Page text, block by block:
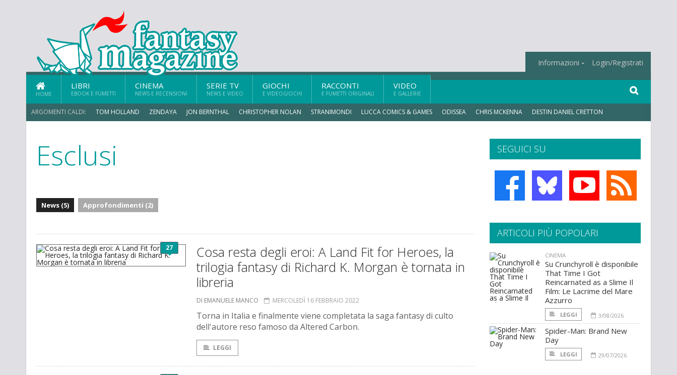
Informazioni Login/Registrati
HOME
LIBRI
EBOOK E FUMETTI
CINEMA
NEWS E RECENSIONI
SERIE TV
NEWS E VIDEO
GIOCHI
E VIDEOGIOCHI
RACCONTI
E FUMETTI ORIGINALI
VIDEO
E GALLERIE
ARGOMENTI CALDI: TOM HOLLAND ZENDAYA JON BERNTHAL CHRISTOPHER NOLAN STRANIMONDI LUCCA COMICS & GAMES ODISSEA CHRIS MCKENNA DESTIN DANIEL CRETTON
Esclusi
News (5) Approfondimenti (2)
27
Cosa resta degli eroi: A Land Fit for Heroes, la
trilogia fantasy di Richard K. Morgan è tornata in
libreria
DI EMANUELE MANCO MERCOLEDÌ 16 FEBBRAIO 2022
Torna in Italia e finalmente viene completata la saga fantasy di culto
dell'autore reso famoso da Altered Carbon.
LEGGI
SEGUICI SU
ARTICOLI PIÙ POPOLARI
CINEMA
Su Crunchyroll è disponibile
That Time I Got
Reincarnated as a Slime Il
Film: Le Lacrime del Mare
Azzurro
LEGGI 3/08/2026
Spider-Man: Brand New
Day
LEGGI 29/07/2026